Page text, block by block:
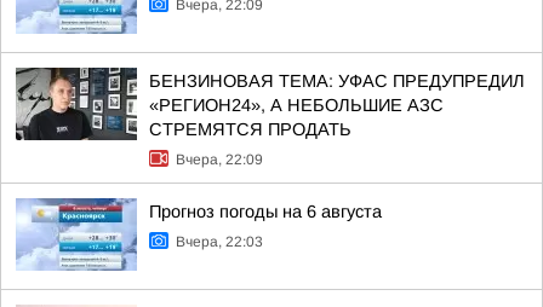
Вчера, 22:09
БЕНЗИНОВАЯ ТЕМА: УФАС ПРЕДУПРЕДИЛ
«РЕГИОН24», А НЕБОЛЬШИЕ АЗС
СТРЕМЯТСЯ ПРОДАТЬ
Вчера, 22:09
Прогноз погоды на 6 августа
Вчера, 22:03